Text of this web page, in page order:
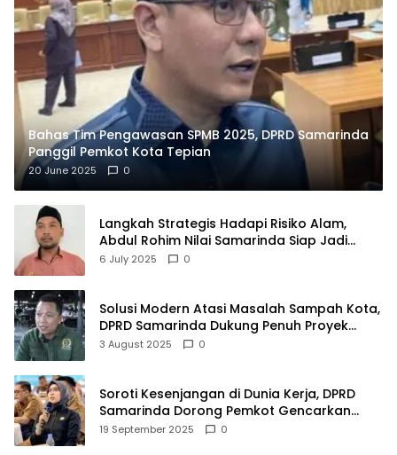
Bahas Tim Pengawasan SPMB 2025, DPRD Samarinda
Panggil Pemkot Kota Tepian
20 June 2025 0
Langkah Strategis Hadapi Risiko Alam,
Abdul Rohim Nilai Samarinda Siap Jadi
Pusat Logistik Bencana Kalimantan
6 July 2025 0
Solusi Modern Atasi Masalah Sampah Kota,
DPRD Samarinda Dukung Penuh Proyek
PLTSA
3 August 2025 0
Soroti Kesenjangan di Dunia Kerja, DPRD
Samarinda Dorong Pemkot Gencarkan
Pemberdayaan Perempuan
19 September 2025 0